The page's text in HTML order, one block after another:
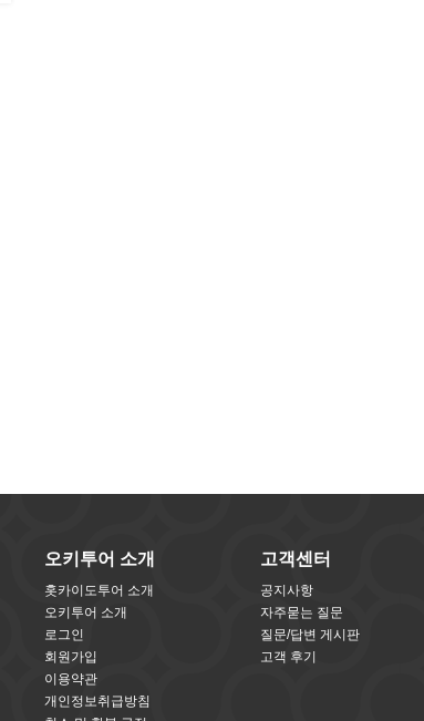
오키투어 소개
홋카이도투어 소개
오키투어 소개
로그인
회원가입
이용약관
개인정보취급방침
고객센터
공지사항
자주묻는 질문
질문/답변 게시판
고객 후기